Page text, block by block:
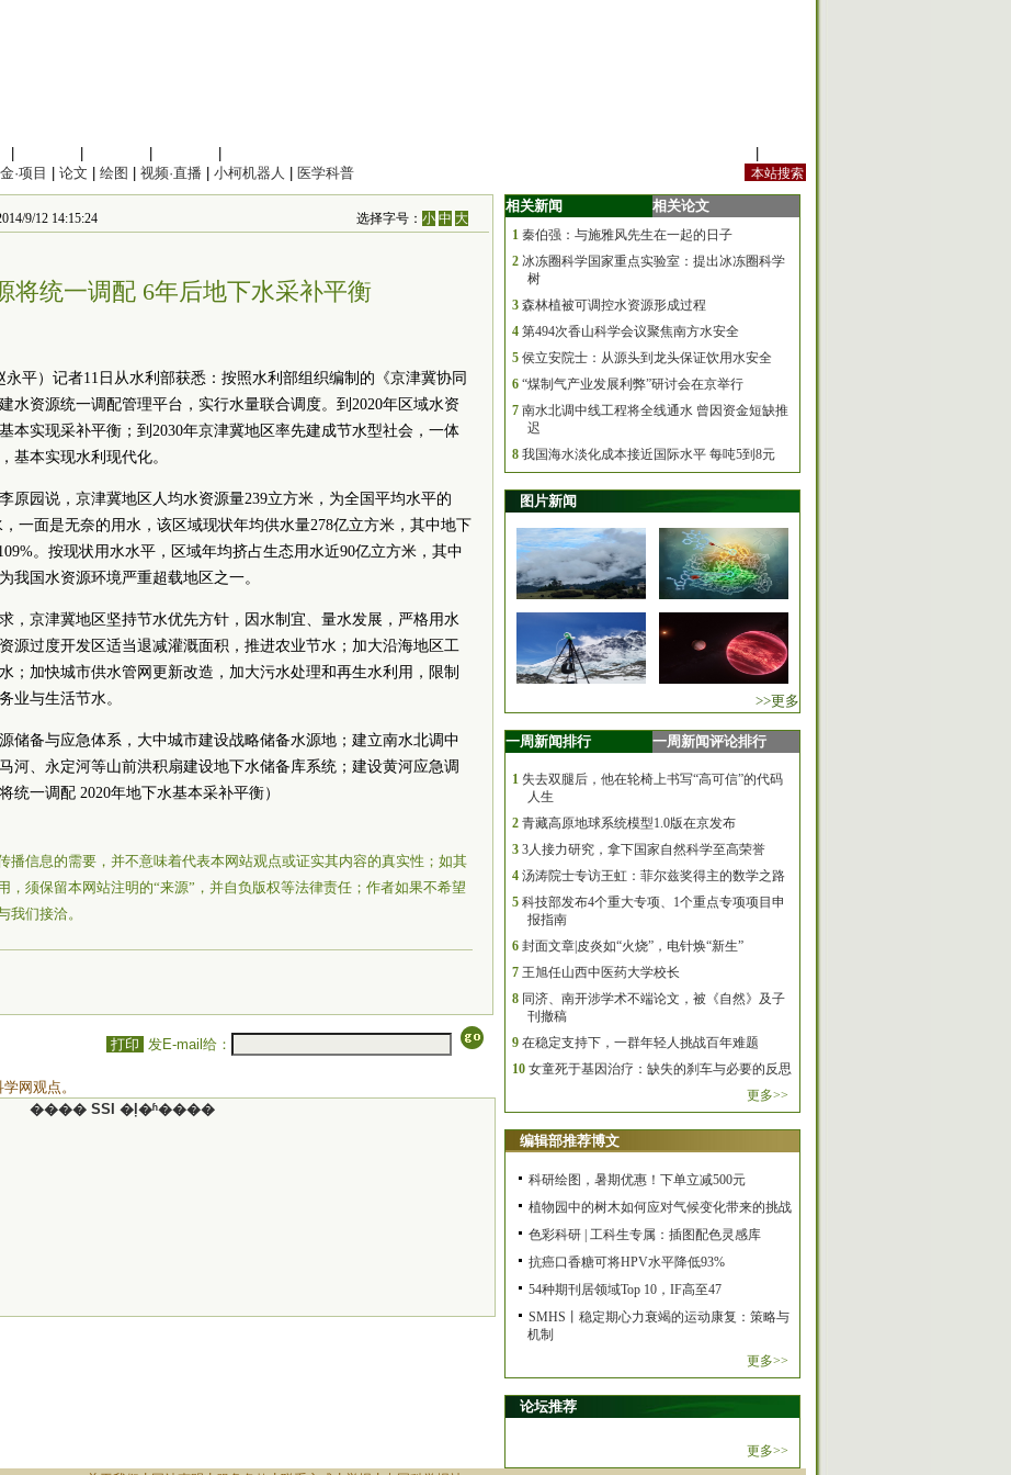
·项目 论文 绘图 视频·直播 小柯机器人 医学科普
9/12 14:15:24 选择字号：小 中 大
将统一调配 6年后地下水采补平衡
平）记者11日从水利部获悉：按照水利部组织编制的《京津冀协同
水资源统一调配管理平台，实行水量联合调度。到2020年区域水资
本实现采补平衡；到2030年京津冀地区率先建成节水型社会，一体
基本实现水利现代化。
原园说，京津冀地区人均水资源量239立方米，为全国平均水平的
一面是无奈的用水，该区域现状年均供水量278亿立方米，其中地下
。按现状用水水平，区域年均挤占生态用水近90亿立方米，其中
我国水资源环境严重超载地区之一。
，京津冀地区坚持节水优先方针，因水制宜、量水发展，严格用水
源过度开发区适当退减灌溉面积，推进农业节水；加大沿海地区工
；加快城市供水管网更新改造，加大污水处理和再生水利用，限制
业与生活节水。
储备与应急体系，大中城市建设战略储备水源地；建立南水北调中
河、永定河等山前洪积扇建设地下水储备库系统；建设黄河应急调
统一调配 2020年地下水基本采补平衡）
播信息的需要，并不意味着代表本网站观点或证实其内容的真实性；如其
，须保留本网站注明的“来源”，并自负版权等法律责任；作者如果不希望
我们接洽。
打印 发E-mail给：
网观点。
���� SSI �ļ�ʱ����
相关新闻 相关论文
1 秦伯强：与施雅风先生在一起的日子
2 冰冻圈科学国家重点实验室：提出冰冻圈科学
树
3 森林植被可调控水资源形成过程
4 第494次香山科学会议聚焦南方水安全
5 侯立安院士：从源头到龙头保证饮用水安全
6 “煤制气产业发展利弊”研讨会在京举行
7 南水北调中线工程将全线通水 曾因资金短缺推
迟
8 我国海水淡化成本接近国际水平 每吨5到8元
图片新闻
>>更多
一周新闻排行 一周新闻评论排行
1 失去双腿后，他在轮椅上书写“高可信”的代码
人生
2 青藏高原地球系统模型1.0版在京发布
3 3人接力研究，拿下国家自然科学至高荣誉
4 汤涛院士专访王虹：菲尔兹奖得主的数学之路
5 科技部发布4个重大专项、1个重点专项项目申
报指南
6 封面文章|皮炎如“火烧”，电针焕“新生”
7 王旭任山西中医药大学校长
8 同济、南开涉学术不端论文，被《自然》及子
刊撤稿
9 在稳定支持下，一群年轻人挑战百年难题
10 女童死于基因治疗：缺失的刹车与必要的反思
更多>>
编辑部推荐博文
科研绘图，暑期优惠！下单立减500元
植物园中的树木如何应对气候变化带来的挑战
色彩科研 | 工科生专属：插图配色灵感库
抗癌口香糖可将HPV水平降低93%
54种期刊居领域Top 10，IF高至47
SMHS丨稳定期心力衰竭的运动康复：策略与
机制
更多>>
论坛推荐
更多>>